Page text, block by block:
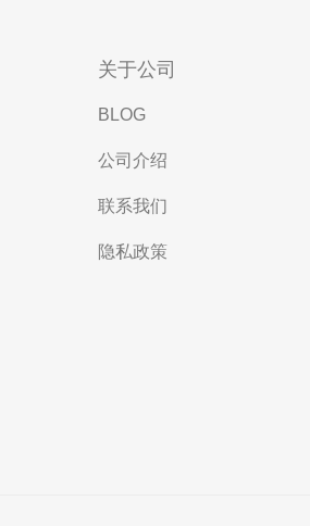
关于公司
BLOG
公司介绍
联系我们
隐私政策